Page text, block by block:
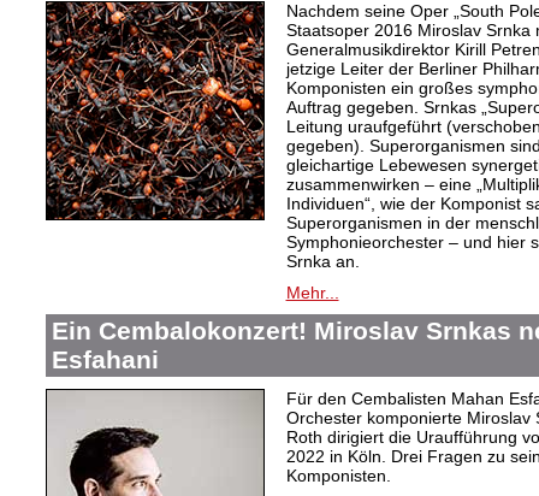
Nachdem seine Oper „South
Staatsoper 2016 Miroslav Srnka
Generalmusikdirektor Kirill
jetzige Leiter der Berliner
Komponisten ein großes
Auftrag gegeben. Srnkas
Leitung uraufgeführt
gegeben). Superorganismen
gleichartige Lebewesen
zusammenwirken – eine
Individuen“, wie der Komponist
Superorganismen in der
Symphonieorchester – und hier
Srnka an.
Mehr...
Ein Cembalokonzert! Miroslav Srnkas
Esfahani
Für den Cembalisten Mahan
Orchester komponierte Miroslav
Roth dirigiert die Uraufführung
2022 in Köln. Drei Fragen zu
Komponisten.